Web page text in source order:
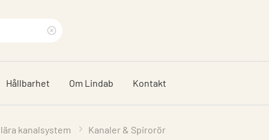
sökfras
Hållbarhet Om Lindab Kontakt
kanalsystem Kanaler & Spirorör